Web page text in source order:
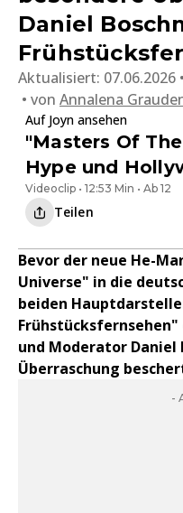
Daniel
Aktualisiert: 07.06.2026
von Annalena
Auf Joyn ansehen
"Masters Of
Hype und
Videoclip • 12:53 Min • Ab 12
Teilen
Bevor der neue He-
Universe" in die
beiden
und Moderator Daniel
Überraschung
-